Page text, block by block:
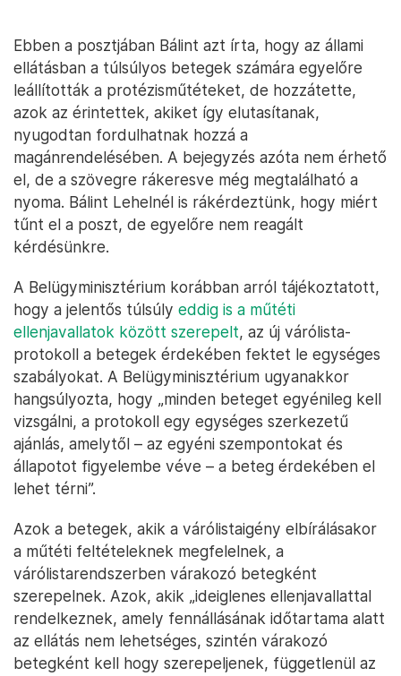
Ebben a posztjában Bálint azt írta, hogy az állami
ellátásban a túlsúlyos betegek számára egyelőre
leállították a protézisműtéteket, de hozzátette,
azok az érintettek, akiket így elutasítanak,
nyugodtan fordulhatnak hozzá a
magánrendelésében. A bejegyzés azóta nem érhető
el, de a szövegre rákeresve még megtalálható a
nyoma. Bálint Lehelnél is rákérdeztünk, hogy miért
tűnt el a poszt, de egyelőre nem reagált
kérdésünkre.
A Belügyminisztérium korábban arról tájékoztatott,
hogy a jelentős túlsúly eddig is a műtéti
ellenjavallatok között szerepelt, az új várólista-
protokoll a betegek érdekében fektet le egységes
szabályokat. A Belügyminisztérium ugyanakkor
hangsúlyozta, hogy „minden beteget egyénileg kell
vizsgálni, a protokoll egy egységes szerkezetű
ajánlás, amelytől – az egyéni szempontokat és
állapotot figyelembe véve – a beteg érdekében el
lehet térni”.
Azok a betegek, akik a várólistaigény elbírálásakor
a műtéti feltételeknek megfelelnek, a
várólistarendszerben várakozó betegként
szerepelnek. Azok, akik „ideiglenes ellenjavallattal
rendelkeznek, amely fennállásának időtartama alatt
az ellátás nem lehetséges, szintén várakozó
betegként kell hogy szerepeljenek, függetlenül az